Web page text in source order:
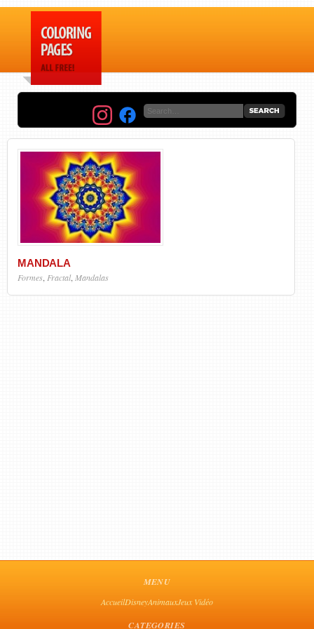
MANDALA
Formes Fractal, Mandalas
MENU
AccueilDisneyAnimauxJeux Vidéo
CATEGORIES